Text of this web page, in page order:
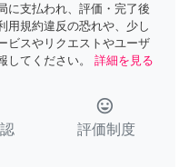
に支払われ、評価・完了後
用規約違反の恐れや、少し
ビスやリクエストやユーザ
してください。
詳細を見る
tag_faces
評価制度